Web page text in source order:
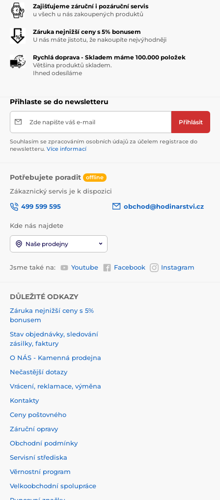
Zajišťujeme záruční i pozáruční servis
u všech u nás zakoupených produktů
Záruka nejnižší ceny s 5% bonusem
U nás máte jistotu, že nakoupíte nejvýhodněji
Rychlá doprava - Skladem máme 100.000 položek
Většina produktů skladem.
Ihned odesíláme
Přihlaste se do newsletteru
Zde napište váš e-mail Přihlásit
Souhlasím se zpracováním osobních údajů za účelem registrace do
newsletteru. Více informací
Potřebujete poradit offline
Zákaznický servis je k dispozici
499 599 595
obchod@hodinarstvi.cz
Kde nás najdete
Naše prodejny
Jsme také na: Youtube Facebook Instagram
DŮLEŽITÉ ODKAZY
Záruka nejnižší ceny s 5%
bonusem
Stav objednávky, sledování
zásilky, faktury
O NÁS - Kamenná prodejna
Nečastější dotazy
Vrácení, reklamace, výměna
Kontakty
Ceny poštovného
Záruční opravy
Obchodní podmínky
Servisní střediska
Věrnostní program
Velkoobchodní spolupráce